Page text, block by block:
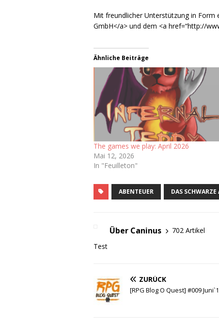
Mit freundlicher Unterstützung in Form
GmbH</a> und dem <a href=“http://
Ähnliche Beiträge
The games we play: April 2026
Mai 12, 2026
In "Feuilleton"
ABENTEUER DAS SCHWARZE
Über Caninus
702 Artikel
Test
ZURÜCK
[RPG Blog O Quest] #009